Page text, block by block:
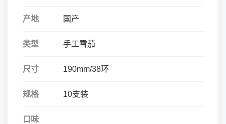
产地 国产
类型 手工雪茄
尺寸 190mm/38环
规格 10支装
口味